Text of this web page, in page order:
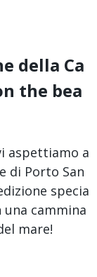
della Ca
the bea
aspettiamo a
di Porto San
specia
una cammina
mare!